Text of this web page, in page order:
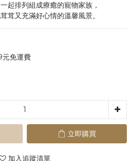
起排列組成療癒的寵物家族，
茸又充滿好心情的溫馨風景。
元免運費
立即購買
加入追蹤清單